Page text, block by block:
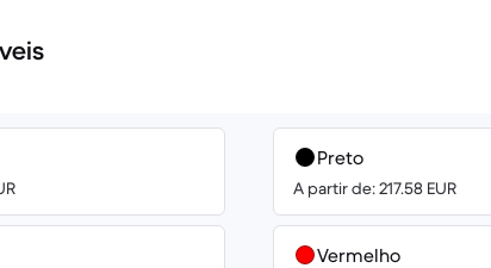
Preto
A partir de: 217.58 EUR
Vermelho